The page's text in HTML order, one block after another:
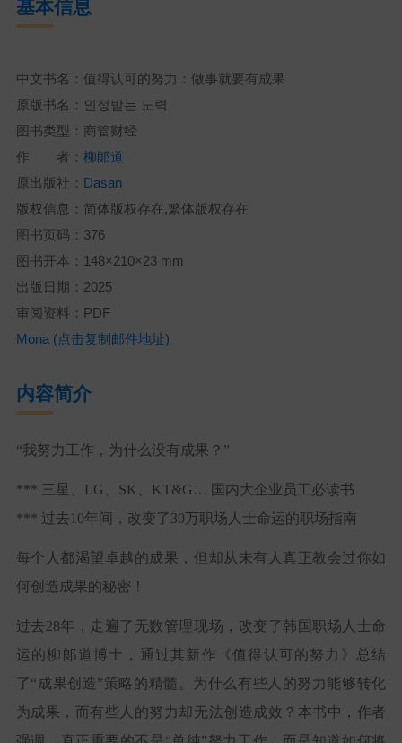
基本信息
中文书名：值得认可的努力：做事就要有成果
原版书名：인정받는 노력
图书类型：商管财经
作 者： 柳郞道
原出版社： Dasan
版权信息：简体版权存在,繁体版权存在
图书页码：376
图书开本：148×210×23 mm
出版日期：2025
审阅资料：PDF
Mona (点击复制邮件地址)
内容简介
“我努力工作，为什么没有成果？”
*** 三星、LG、SK、KT&G… 国内大企业员工必读书
*** 过去10年间，改变了30万职场人士命运的职场指南
每个人都渴望卓越的成果，但却从未有人真正教会过你如
何创造成果的秘密！
过去28年，走遍了无数管理现场，改变了韩国职场人士命
运的柳郞道博士，通过其新作《值得认可的努力》总结
了“成果创造”策略的精髓。为什么有些人的努力能够转化
为成果，而有些人的努力却无法创造成效？本书中，作者